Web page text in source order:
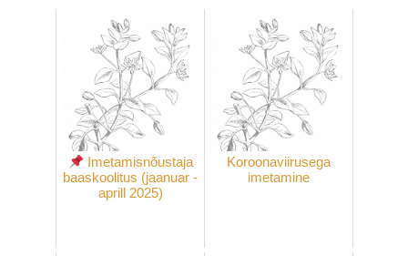
Imetamisnõustaja
baaskoolitus (jaanuar -
aprill 2025)
Koroonaviirusega
imetamine